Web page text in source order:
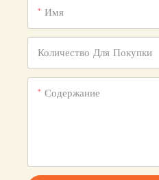
Имя
Количество Для Покупки
Содержание